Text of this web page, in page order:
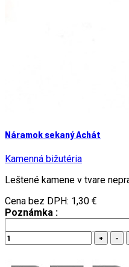
Náramok sekaný Achát
Kamenná bižutéria
Leštené kamene v tvare
Cena bez DPH: 1,30 €
Poznámka :